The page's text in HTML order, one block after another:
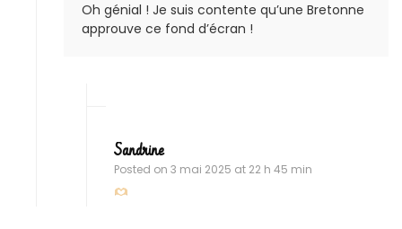
Oh génial ! Je suis contente qu’une Bretonne
approuve ce fond d’écran !
Sandrine
Posted on 3 mai 2025 at 22 h 45 min